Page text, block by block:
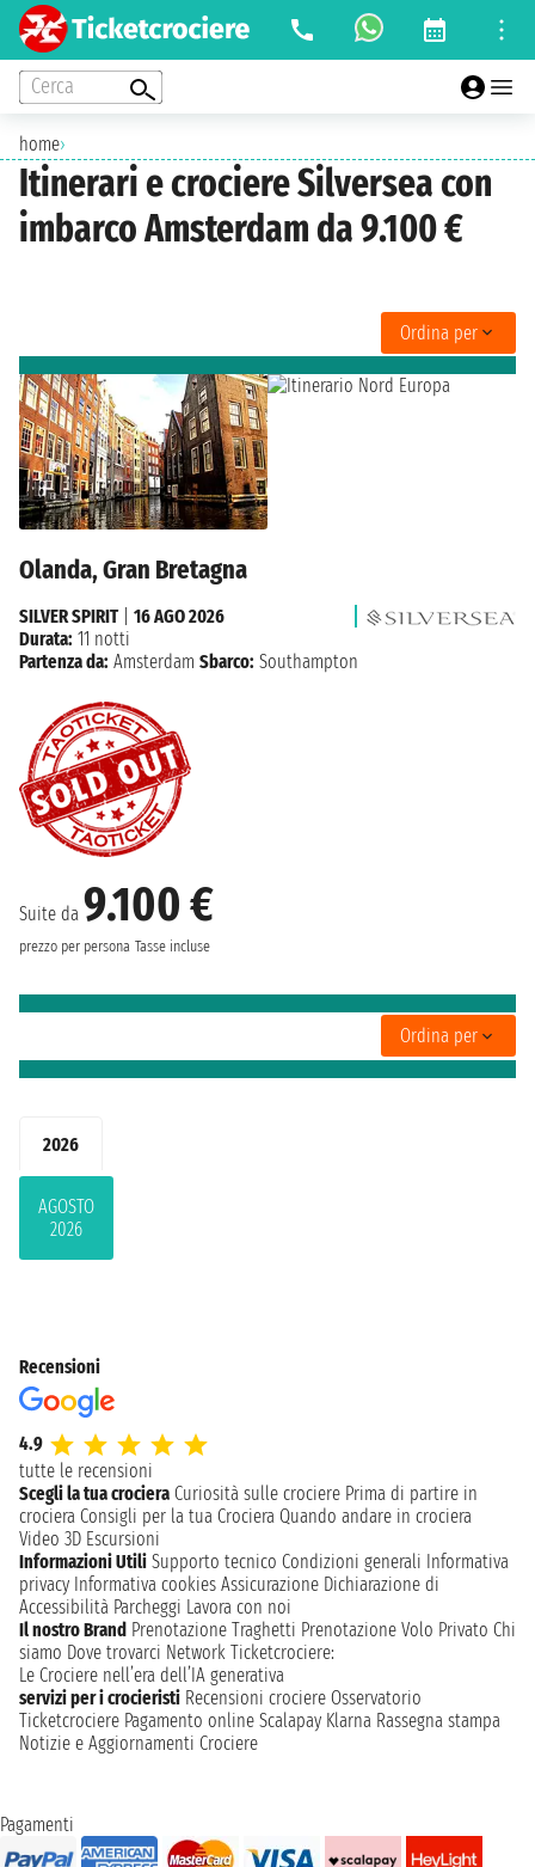
Cerca
home›
Itinerari e crociere Silversea con
imbarco Amsterdam da 9.100 €
2026
AGOSTO
2026
Ordina per
Olanda, Gran Bretagna
Suite da 9.100 €
prezzo per persona Tasse incluse
SILVER SPIRIT| 16 AGO 2026
Durata: 11 notti
Partenza da: Amsterdam Sbarco: Southampton
Ordina per
Recensioni
4.9
tutte le recensioni
Scegli la tua crociera Curiosità sulle crociere Prima di partire in
crociera Consigli per la tua Crociera Quando andare in crociera
Video 3D Escursioni
Informazioni Utili Supporto tecnico Condizioni generali Informativa
privacy Informativa cookies Assicurazione Dichiarazione di
Accessibilità Parcheggi Lavora con noi
Il nostro Brand Prenotazione Traghetti Prenotazione Volo Privato Chi
siamo Dove trovarci Network Ticketcrociere:
Le Crociere nell’era dell’IA generativa
servizi per i crocieristi Recensioni crociere Osservatorio
Ticketcrociere Pagamento online Scalapay Klarna Rassegna stampa
Notizie e Aggiornamenti Crociere
Pagamenti